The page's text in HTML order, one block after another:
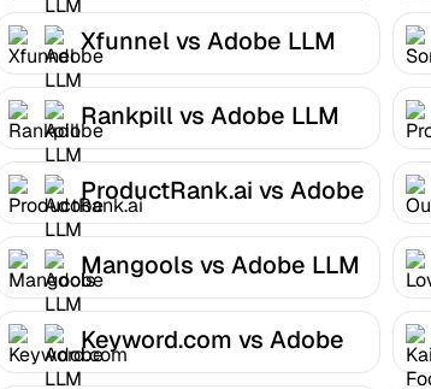
Xfunnel vs Adobe LLM
Optimizer
Rankpill vs Adobe LLM
Optimizer
ProductRank.ai vs Adobe
LLM Optimizer
Mangools vs Adobe LLM
Optimizer
Keyword.com vs Adobe
LLM Optimizer